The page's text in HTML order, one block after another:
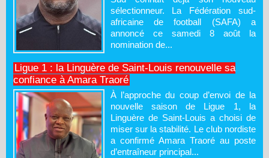
sélectionneur. La Fédération sud-
africaine de football (SAFA) a
annoncé ce samedi 8 août la
nomination de...
Ligue 1 : la Linguère de Saint-Louis renouvelle sa
confiance à Amara Traoré
À l’approche du coup d’envoi de la
nouvelle saison de Ligue 1, la
Linguère de Saint-Louis a choisi de
miser sur la stabilité. Le club nordiste
a confirmé Amara Traoré au poste
d’entraîneur principal...